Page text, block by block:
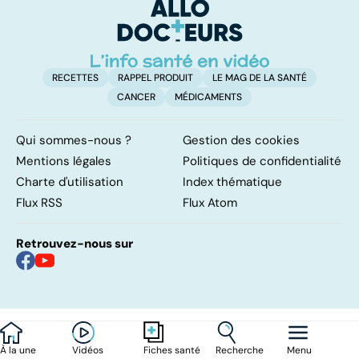
À la une Vidéos Fiches santé Recherche Menu
d'angine ?
RECETTES RAPPEL PRODUIT
LE MAG DE LA SANTÉ
CANCER
MÉDICAMENTS
Qui sommes-nous ?
Gestion des cookies
Mentions légales
Politiques de confidentialité
Charte d'utilisation
Index thématique
Flux RSS
Flux Atom
Retrouvez-nous sur